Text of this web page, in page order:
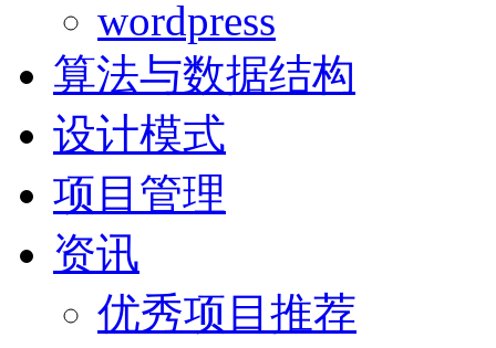
wordpress
算法与数据结构
设计模式
项目管理
资讯
优秀项目推荐